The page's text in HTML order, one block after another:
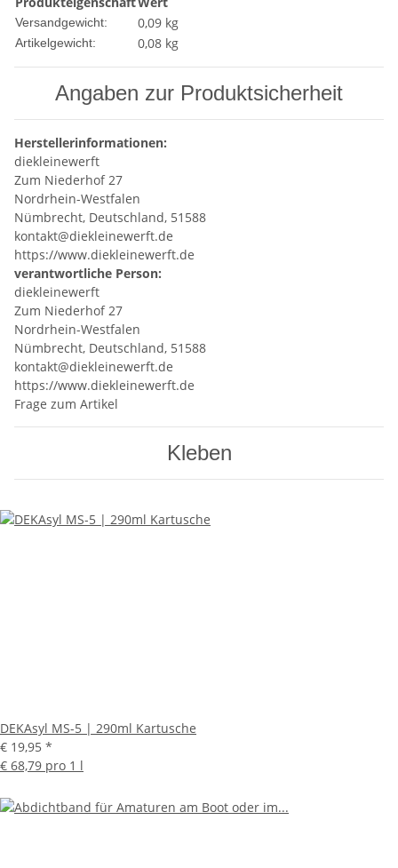
Versandgewicht: 0,09 kg
Artikelgewicht: 0,08 kg
Angaben zur Produktsicherheit
Herstellerinformationen:
diekleinewerft
Zum Niederhof 27
Nordrhein-Westfalen
Nümbrecht, Deutschland, 51588
kontakt@diekleinewerft.de
https://www.diekleinewerft.de
verantwortliche Person:
diekleinewerft
Zum Niederhof 27
Nordrhein-Westfalen
Nümbrecht, Deutschland, 51588
kontakt@diekleinewerft.de
https://www.diekleinewerft.de
Frage zum Artikel
Kleben
DEKAsyl MS-5 | 290ml Kartusche
€ 19,95 *
€ 68,79 pro 1 l